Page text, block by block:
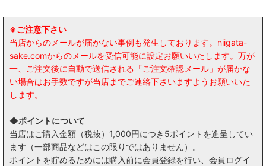
※ご注意下さい
当店からのメールが届かない事例も発生しております。niigata-
sake.comからのメールを受信可能に設定お願いいたします。万が
一、ご注文後に自動で送信される「ご注文確認メール」が届かな
い場合はお手数ですが当店までご連絡下さいますようお願いいた
します。
◆ポイントについて
当店はご購入金額（税抜）1,000円につき5ポイントを進呈してい
ます（一部商品などはこの限りではありません）。
ポイントを貯めるためには購入前に会員登録を行い、会員ログイ